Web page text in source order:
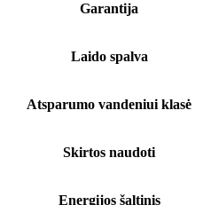
Garantija
Laido spalva
Atsparumo vandeniui klasė
Skirtos naudoti
Energijos šaltinis